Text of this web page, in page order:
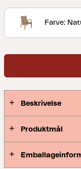
former i teak.
elegante på
Farve:
Beskrivelse
Produktmål